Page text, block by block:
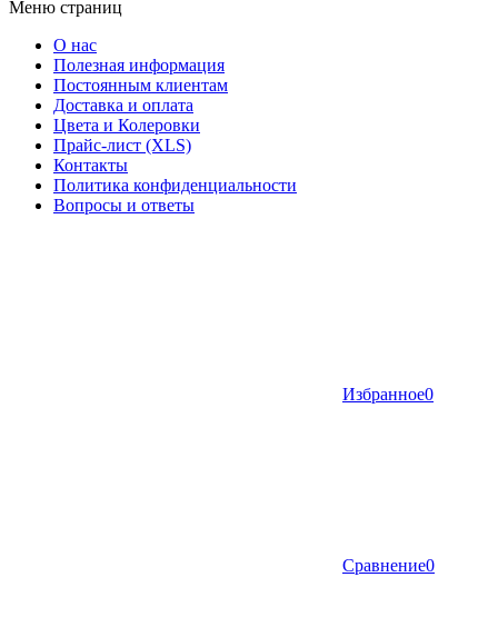
Меню страниц
О нас
Полезная информация
Постоянным клиентам
Доставка и оплата
Цвета и Колеровки
Прайс-лист (XLS)
Контакты
Политика конфиденциальности
Вопросы и ответы
Избранное0
Сравнение0